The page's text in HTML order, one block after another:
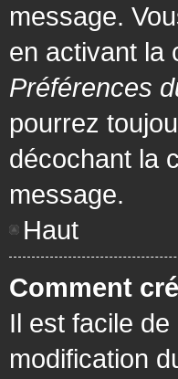
message.
en activant la
Préférences
pourrez
décochant la
message.
Haut
Comment
Il est facile
modification